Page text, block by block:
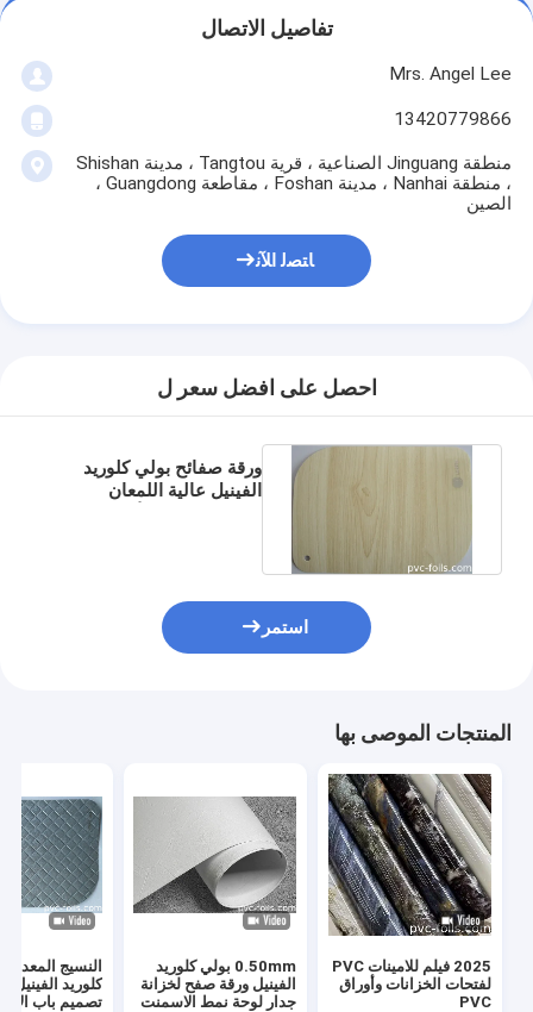
تفاصيل الاتصال
Mrs. Angel Lee
13420779866
منطقة Jinguang الصناعية ، قرية Tangtou ، مدينة Shishan
، منطقة Nanhai ، مدينة Foshan ، مقاطعة Guangdong ،
الصين
ﺎﺘﺼﻟ ﺍﻶﻧ
احصل على افضل سعر ل
ورقة صفائح بولي كلوريد
الفينيل عالية اللمعان
استمر
المنتجات الموصى بها
2025 فيلم للامينات PVC
لفتحات الخزانات وأوراق
PVC
0.50mm بولي كلوريد
الفينيل ورقة صفح لخزانة
جدار لوحة نمط الاسمنت
النسيج
كلوريد الفينيل
تصميم باب